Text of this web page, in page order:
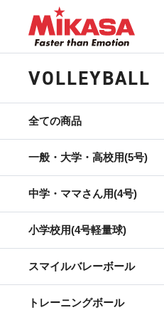
VOLLEYBALL
全ての商品
一般・大学・高校用(5号)
中学・ママさん用(4号)
小学校用(4号軽量球)
スマイルバレーボール
トレーニングボール